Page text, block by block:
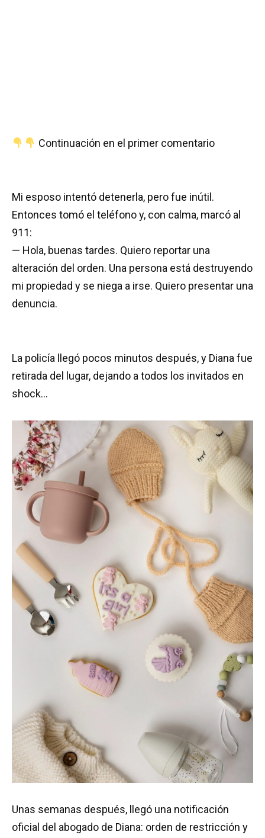
Continuación en el primer comentario
Mi esposo intentó detenerla, pero fue inútil.
Entonces tomó el teléfono y, con calma, marcó al
911:
— Hola, buenas tardes. Quiero reportar una
alteración del orden. Una persona está destruyendo
mi propiedad y se niega a irse. Quiero presentar una
denuncia.
La policía llegó pocos minutos después, y Diana fue
retirada del lugar, dejando a todos los invitados en
shock…
Unas semanas después, llegó una notificación
oficial del abogado de Diana: orden de restricción y